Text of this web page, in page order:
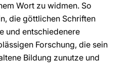
Wort zu widmen. So
die göttlichen Schriften
und entschiedenere
Forschung, die sein
Bildung zunutze und